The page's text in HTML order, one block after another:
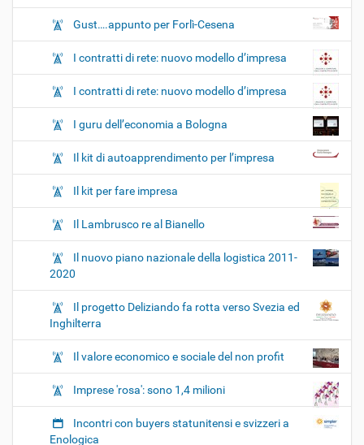
Gust….appunto per Forlì-Cesena
I contratti di rete: nuovo modello d’impresa
I contratti di rete: nuovo modello d’impresa
I guru dell’economia a Bologna
Il kit di autoapprendimento per l’impresa
Il kit per fare impresa
Il Lambrusco re al Bianello
Il nuovo piano nazionale della logistica 2011-
2020
Il progetto Deliziando fa rotta verso Svezia ed
Inghilterra
Il valore economico e sociale del non profit
Imprese 'rosa': sono 1,4 milioni
Incontri con buyers statunitensi e svizzeri a
Enologica